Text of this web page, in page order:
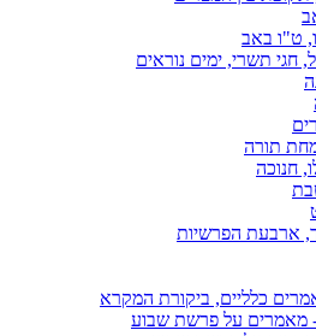
ט"ו באב
חגי תשרי, ימים נוראים
תורה
חנוכה
ארבעת הפרשיות
כלליים, ביקורת המקרא
מאמרים על פרשת שבוע